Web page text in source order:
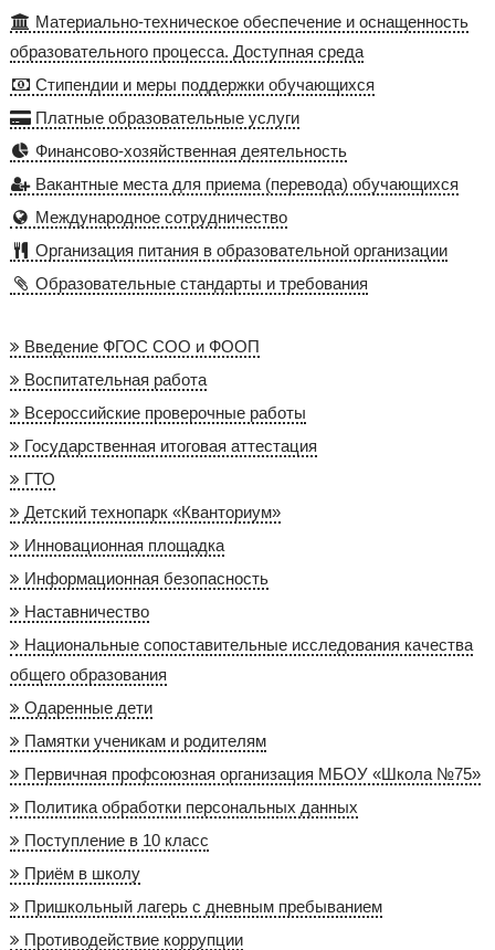
Материально-техническое обеспечение и оснащенность
образовательного процесса. Доступная среда
Стипендии и меры поддержки обучающихся
Платные образовательные услуги
Финансово-хозяйственная деятельность
Вакантные места для приема (перевода) обучающихся
Международное сотрудничество
Организация питания в образовательной организации
Образовательные стандарты и требования
Введение ФГОС СОО и ФООП
Воспитательная работа
Всероссийские проверочные работы
Государственная итоговая аттестация
ГТО
Детский технопарк «Кванториум»
Инновационная площадка
Информационная безопасность
Наставничество
Национальные сопоставительные исследования качества
общего образования
Одаренные дети
Памятки ученикам и родителям
Первичная профсоюзная организация МБОУ «Школа №75»
Политика обработки персональных данных
Поступление в 10 класс
Приём в школу
Пришкольный лагерь с дневным пребыванием
Противодействие коррупции